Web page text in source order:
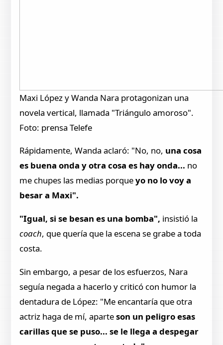
Maxi López y Wanda Nara protagonizan una
novela vertical, llamada "Triángulo amoroso".
Foto: prensa Telefe
Rápidamente, Wanda aclaró: "No, no, una cosa
es buena onda y otra cosa es hay onda... no
me chupes las medias porqueyo no lo voy a
besar a Maxi".
"Igual, si se besan es una bomba", insistió la
coach, que quería que la escena se grabe a toda
costa.
Sin embargo, a pesar de los esfuerzos, Nara
seguía negada a hacerlo y criticó con humor la
dentadura de López: "Me encantaría que otra
actriz haga de mí, aparteson un peligro esas
carillas que se puso... se le llega a despegar